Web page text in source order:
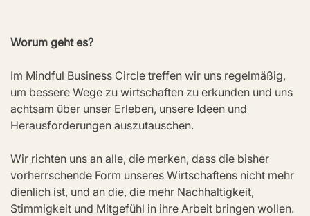
Worum geht es?
Im Mindful Business Circle treffen wir uns regelmäßig,
um bessere Wege zu wirtschaften zu erkunden und uns
achtsam über unser Erleben, unsere Ideen und
Herausforderungen auszutauschen.
Wir richten uns an alle, die merken, dass die bisher
vorherrschende Form unseres Wirtschaftens nicht mehr
dienlich ist, und an die, die mehr Nachhaltigkeit,
Stimmigkeit und Mitgefühl in ihre Arbeit bringen wollen.